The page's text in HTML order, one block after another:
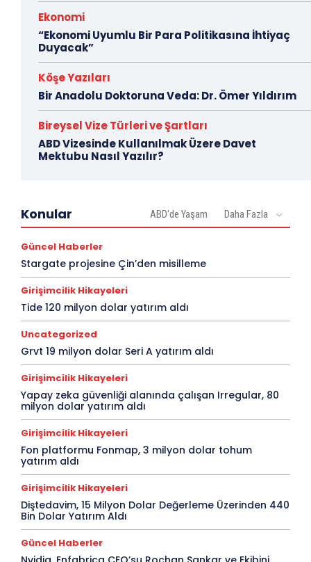
Ekonomi
“Ekonomi Uyumlu Bir Para Politikasına İhtiyaç
Duyacak”
Köşe Yazıları
Bir Anadolu Doktoruna Veda: Dr. Ömer Yıldırım
Bireysel Vize Türleri ve Şartları
ABD Vizesinde Kullanılmak Üzere Davet
Mektubu Nasıl Yazılır?
Konular ABD'de Yaşam Daha Fazla
Güncel Haberler
Stargate projesine Çin’den misilleme
Girişimcilik Hikayeleri
Tide 120 milyon dolar yatırım aldı
Uncategorized
Grvt 19 milyon dolar Seri A yatırım aldı
Girişimcilik Hikayeleri
Yapay zeka güvenliği alanında çalışan Irregular, 80
milyon dolar yatırım aldı
Girişimcilik Hikayeleri
Fon platformu Fonmap, 3 milyon dolar tohum
yatırım aldı
Girişimcilik Hikayeleri
Diştedavim, 15 Milyon Dolar Değerleme Üzerinden 440
Bin Dolar Yatırım Aldı
Güncel Haberler